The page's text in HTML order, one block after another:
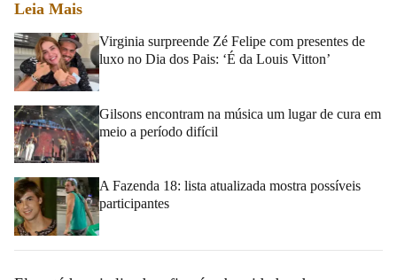
Leia Mais
Virginia surpreende Zé Felipe com presentes de
luxo no Dia dos Pais: ‘É da Louis Vitton’
Gilsons encontram na música um lugar de cura em
meio a período difícil
A Fazenda 18: lista atualizada mostra possíveis
participantes